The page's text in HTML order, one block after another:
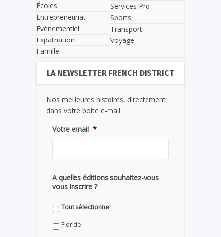
Écoles
Entrepreneuriat
Evènementiel
Expatriation
Famille
Services Pro
Sports
Transport
Voyage
LA NEWSLETTER FRENCH DISTRICT
Nos meilleures histoires, directement
dans votre boite e-mail.
Votre email *
A quelles éditions souhaitez-vous
vous inscrire ?
Tout sélectionner
Floride